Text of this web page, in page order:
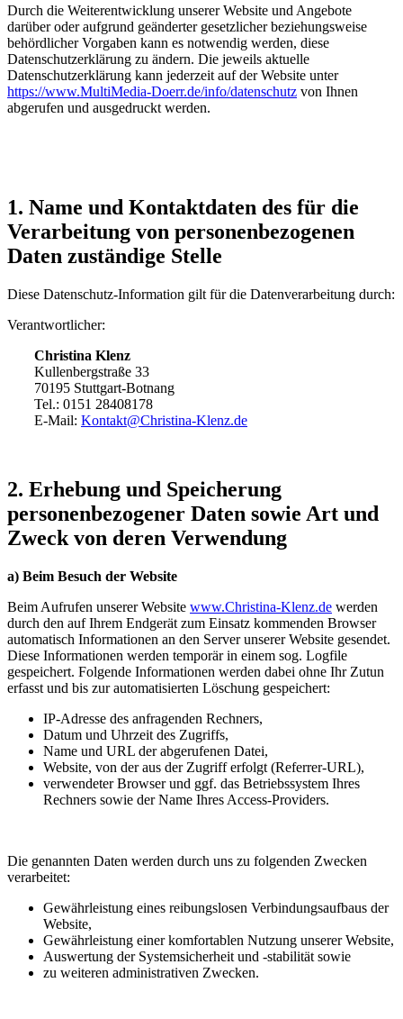
Durch die Weiterentwicklung unserer Website und Angebote
darüber oder aufgrund geänderter gesetzlicher beziehungsweise
behördlicher Vorgaben kann es notwendig werden, diese
Datenschutzerklärung zu ändern. Die jeweils aktuelle
Datenschutzerklärung kann jederzeit auf der Website unter
https://www.MultiMedia-Doerr.de/info/datenschutz von Ihnen
abgerufen und ausgedruckt werden.
1. Name und Kontaktdaten des für die
Verarbeitung von personenbezogenen
Daten zuständige Stelle
Diese Datenschutz-Information gilt für die Datenverarbeitung durch:
Verantwortlicher:
Christina Klenz
Kullenbergstraße 33
70195 Stuttgart-Botnang
Tel.: 0151 28408178
E-Mail: Kontakt@Christina-Klenz.de
2. Erhebung und Speicherung
personenbezogener Daten sowie Art und
Zweck von deren Verwendung
a) Beim Besuch der Website
Beim Aufrufen unserer Website www.Christina-Klenz.de werden
durch den auf Ihrem Endgerät zum Einsatz kommenden Browser
automatisch Informationen an den Server unserer Website gesendet.
Diese Informationen werden temporär in einem sog. Logfile
gespeichert. Folgende Informationen werden dabei ohne Ihr Zutun
erfasst und bis zur automatisierten Löschung gespeichert:
IP-Adresse des anfragenden Rechners,
Datum und Uhrzeit des Zugriffs,
Name und URL der abgerufenen Datei,
Website, von der aus der Zugriff erfolgt (Referrer-URL),
verwendeter Browser und ggf. das Betriebssystem Ihres
Rechners sowie der Name Ihres Access-Providers.
Die genannten Daten werden durch uns zu folgenden Zwecken
verarbeitet:
Gewährleistung eines reibungslosen Verbindungsaufbaus der
Website,
Gewährleistung einer komfortablen Nutzung unserer Website,
Auswertung der Systemsicherheit und -stabilität sowie
zu weiteren administrativen Zwecken.